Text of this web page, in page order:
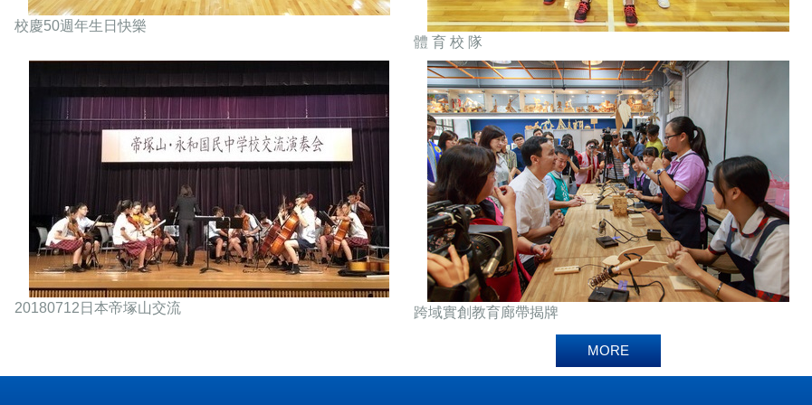
校慶50週年生日快樂
體 育 校 隊
20180712日本帝塚山交流 跨域實創教育廊帶揭牌
MORE